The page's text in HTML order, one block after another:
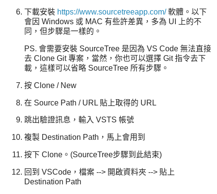
下載安裝 https://www.sourcetreeapp.com/軟體。以下
會因 Windows 或 MAC 有些許差異，多為 UI 上的不
同，但步驟是一樣的。
PS. 會需要安裝 SourceTree 是因為 VS Code 無法直接
去 Clone Git 專案，當然，你也可以選擇 Git 指令去下
載，這樣可以省略 SourceTree 所有步驟。
按 Clone / New
在 Source Path / URL 貼上取得的 URL
跳出驗證訊息，輸入 VSTS 帳號
複製 Destination Path，馬上會用到
按下 Clone。(SourceTree步驟到此結束)
回到 VSCode，檔案 --> 開啟資料夾 --> 貼上
Destination Path